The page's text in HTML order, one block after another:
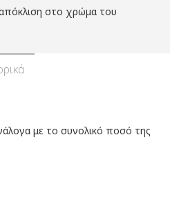
στο χρώμα του
με το συνολικό ποσό της